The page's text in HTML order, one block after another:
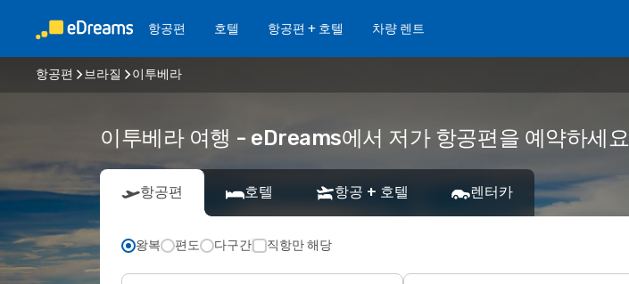
항공편 호텔 항공편 + 호텔 차량 렌트
항공편 브라질 이투베라
이투베라 여행 - eDreams에서 저가 항공편을 예약하세요
항공편 호텔 항공 + 호텔 렌터카
왕복 편도 다구간 직항만 해당